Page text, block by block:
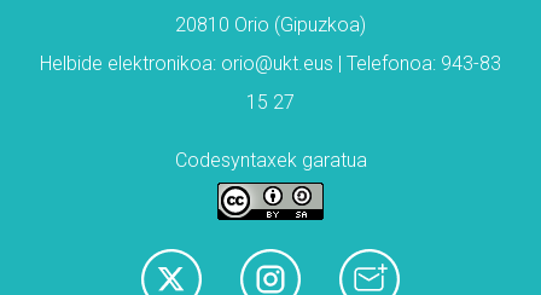
20810 Orio (Gipuzkoa)
Helbide elektronikoa: orio@ukt.eus | Telefonoa: 943-83
15 27
Codesyntaxek garatua